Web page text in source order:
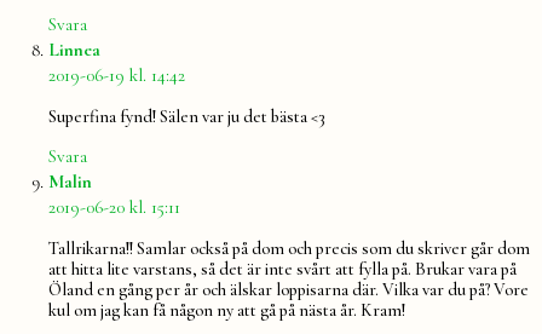
Svara
Linnea
2019-06-19 kl. 14:42
Superfina fynd! Sälen var ju det bästa <3
Svara
Malin
2019-06-20 kl. 15:11
Tallrikarna!! Samlar också på dom och precis som du skriver går dom
att hitta lite varstans, så det är inte svårt att fylla på. Brukar vara på
Öland en gång per år och älskar loppisarna där. Vilka var du på? Vore
kul om jag kan få någon ny att gå på nästa år. Kram!